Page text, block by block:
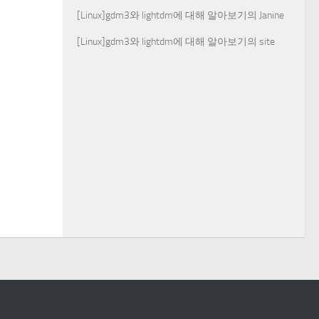
[Linux]gdm3와 lightdm에 대해 알아보기의 Janine
[Linux]gdm3와 lightdm에 대해 알아보기의 site